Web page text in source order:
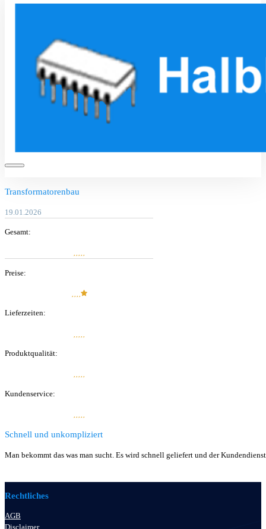
Transformatorenbau
19.01.2026
Gesamt:
Preise:
Lieferzeiten:
Produkt­qualität:
Kunden­service:
Schnell und unkompliziert
Man bekommt das was man sucht. Es wird schnell geliefert und der
Rechtliches
AGB
Disclaimer